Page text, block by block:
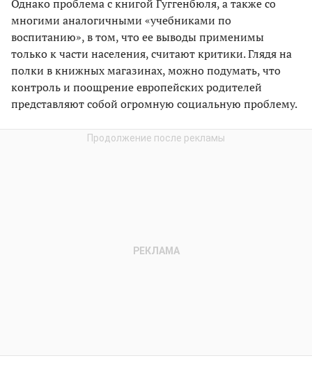
Однако проблема с книгой Гуггенбюля, а также со
многими аналогичными «учебниками по
воспитанию», в том, что ее выводы применимы
только к части населения, считают критики. Глядя на
полки в книжных магазинах, можно подумать, что
контроль и поощрение европейских родителей
представляют собой огромную социальную проблему.